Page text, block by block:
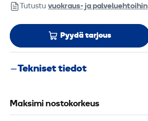
Tutustu vuokraus- ja palveluehtoihin
Pyydä tarjous
Tekniset tiedot
Maksimi nostokorkeus